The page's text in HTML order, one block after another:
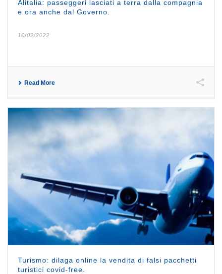
Alitalia: passeggeri lasciati a terra dalla compagnia
e ora anche dal Governo.
10/02/2022
Read More
Turismo: dilaga online la vendita di falsi pacchetti
turistici covid-free.